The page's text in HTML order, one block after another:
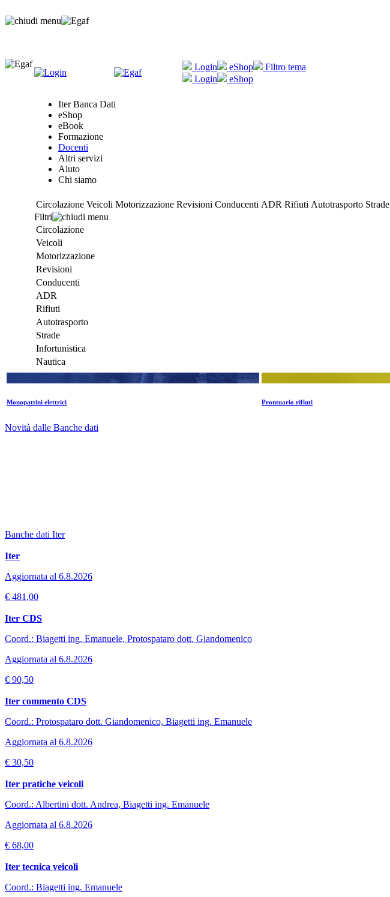
Login eShop
Filtro tema
Login
eShop
Iter Banca Dati
eShop
eBook
Formazione
Docenti
Altri servizi
Aiuto
Chi siamo
Circolazione Veicoli Motorizzazione Revisioni Conducenti ADR Rifiuti Autotrasporto Strade
Filtri
Circolazione
Veicoli
Motorizzazione
Revisioni
Conducenti
ADR
Rifiuti
Autotrasporto
Strade
Infortunistica
Nautica
Monopattini elettrici Prontuario rifiuti
Novità dalle Banche dati
Banche dati Iter
Iter
Aggiornata al 6.8.2026
€ 481,00
Iter CDS
Coord.: Biagetti ing. Emanuele, Protospataro dott. Giandomenico
Aggiornata al 6.8.2026
€ 90,50
Iter commento CDS
Coord.: Protospataro dott. Giandomenico, Biagetti ing. Emanuele
Aggiornata al 6.8.2026
€ 30,50
Iter pratiche veicoli
Coord.: Albertini dott. Andrea, Biagetti ing. Emanuele
Aggiornata al 6.8.2026
€ 68,00
Iter tecnica veicoli
Coord.: Biagetti ing. Emanuele